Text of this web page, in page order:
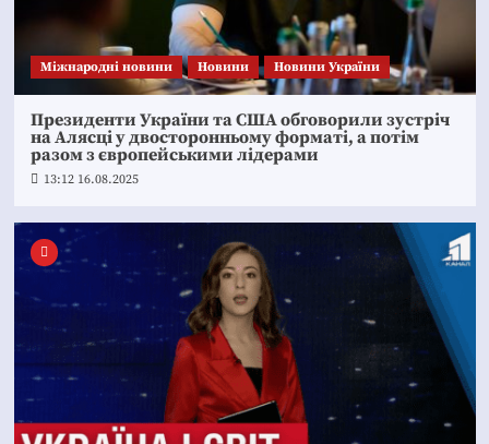
Міжнародні новини Новини Новини України
Президенти України та США обговорили зустріч
на Алясці у двосторонньому форматі, а потім
разом з європейськими лідерами
13:12 16.08.2025